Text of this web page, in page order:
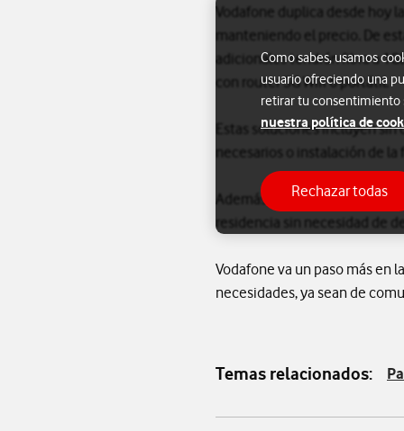
Vodafone duplica desde hoy
manteniendo el precio. De
adicionales tendrán fibra a
con router 5G Wifi 6 portátil.
Estas soluciones incluyen
necesarios o instalación de la
Además, los clientes que
residencia sin necesidad de
Vodafone va un paso más en
necesidades, ya sean de
Temas relacionados:
Como sabes, usamos
usuario ofreciendo una
retirar tu consentimiento
nuestra política de
Rechazar todas